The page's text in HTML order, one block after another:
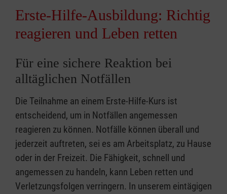
Erste-Hilfe-Ausbildung: Richtig
reagieren und Leben retten
Für eine sichere Reaktion bei
alltäglichen Notfällen
Die Teilnahme an einem Erste-Hilfe-Kurs ist
entscheidend, um in Notfällen angemessen
reagieren zu können. Notfälle können überall und
jederzeit auftreten, sei es am Arbeitsplatz, zu Hause
oder in der Freizeit. Die Fähigkeit, schnell und
angemessen zu handeln, kann Leben retten und
Verletzungsfolgen verringern. In unserem eintägigen